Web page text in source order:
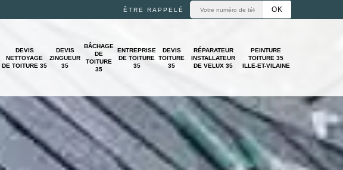
ÊTRE RAPPELÉ
DEVIS
NETTOYAGE
DE TOITURE 35
DEVIS
ZINGUEUR
35
BÂCHAGE
DE
TOITURE
35
ENTREPRISE
DE TOITURE
35
DEVIS
TOITURE
35
RÉPARATEUR
INSTALLATEUR
DE VELUX 35
PEINTURE
TOITURE 35
ILLE-ET-VILAINE